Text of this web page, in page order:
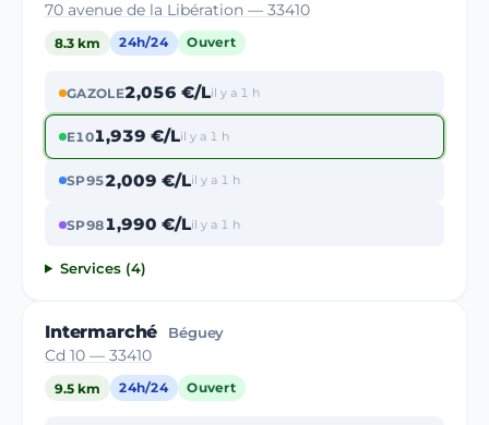
70 avenue de la Libération — 33410
8.3 km 24h/24 Ouvert
GAZOLE2,056 €/Lil y a 1 h
E101,939 €/Lil y a 1 h
SP952,009 €/Lil y a 1 h
SP981,990 €/Lil y a 1 h
Services (4)
Intermarché Béguey
Cd 10 — 33410
9.5 km 24h/24 Ouvert